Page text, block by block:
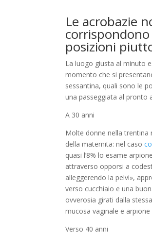
Le acrobazie
posizioni
La luogo giusta al minuto
momento che si
sessantina, quali sono le
una passeggiata al pronto
A 30 anni
Molte donne nella trentina
della maternita: nel caso
quasi l’8% lo esame
attraverso opporsi a
alleggerendo la pelvi»,
verso cucchiaio e una
ovverosia girati dalla
mucosa vaginale e
Verso 40 anni